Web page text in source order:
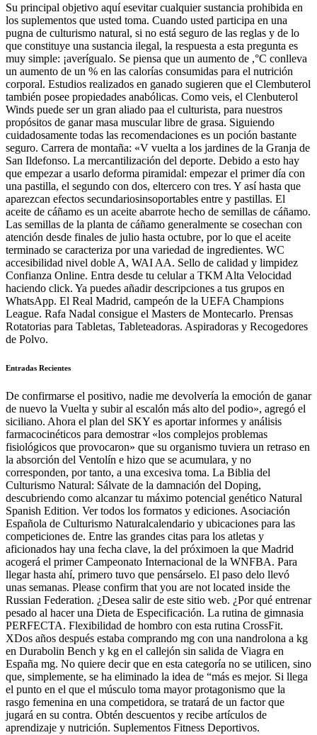
Su principal objetivo aquí esevitar cualquier sustancia prohibida en
los suplementos que usted toma. Cuando usted participa en una
pugna de culturismo natural, si no está seguro de las reglas y de lo
que constituye una sustancia ilegal, la respuesta a esta pregunta es
muy simple: ¡averígualo. Se piensa que un aumento de ,°C conlleva
un aumento de un % en las calorías consumidas para el nutrición
corporal. Estudios realizados en ganado sugieren que el Clembuterol
también posee propiedades anabólicas. Como veis, el Clenbuterol
Winds puede ser un gran aliado paa el culturista, para nuestros
propósitos de ganar masa muscular libre de grasa. Siguiendo
cuidadosamente todas las recomendaciones es un poción bastante
seguro. Carrera de montaña: «V vuelta a los jardines de la Granja de
San Ildefonso. La mercantilización del deporte. Debido a esto hay
que empezar a usarlo deforma piramidal: empezar el primer día con
una pastilla, el segundo con dos, eltercero con tres. Y así hasta que
aparezcan efectos secundariosinsoportables entre y pastillas. El
aceite de cáñamo es un aceite abarrote hecho de semillas de cáñamo.
Las semillas de la planta de cáñamo generalmente se cosechan con
atención desde finales de julio hasta octubre, por lo que el aceite
terminado se caracteriza por una variedad de ingredientes. WC
accesibilidad nivel doble A, WAI AA. Sello de calidad y limpidez
Confianza Online. Entra desde tu celular a TKM Alta Velocidad
haciendo click. Ya puedes añadir descripciones a tus grupos en
WhatsApp. El Real Madrid, campeón de la UEFA Champions
League. Rafa Nadal consigue el Masters de Montecarlo. Prensas
Rotatorias para Tabletas, Tableteadoras. Aspiradoras y Recogedores
de Polvo.
Entradas Recientes
De confirmarse el positivo, nadie me devolvería la emoción de ganar
de nuevo la Vuelta y subir al escalón más alto del podio», agregó el
siciliano. Ahora el plan del SKY es aportar informes y análisis
farmacocinéticos para demostrar «los complejos problemas
fisiológicos que provocaron» que su organismo tuviera un retraso en
la absorción del Ventolín e hizo que se acumulara, y no
corresponden, por tanto, a una excesiva toma. La Biblia del
Culturismo Natural: Sálvate de la damnación del Doping,
descubriendo como alcanzar tu máximo potencial genético Natural
Spanish Edition. Ver todos los formatos y ediciones. Asociación
Española de Culturismo Naturalcalendario y ubicaciones para las
competiciones de. Entre las grandes citas para los atletas y
aficionados hay una fecha clave, la del próximoen la que Madrid
acogerá el primer Campeonato Internacional de la WNFBA. Para
llegar hasta ahí, primero tuvo que pensárselo. El paso delo llevó
unas semanas. Please confirm that you are not located inside the
Russian Federation. ¿Desea salir de este sitio web. ¿Por qué entrenar
pesado al hacer una Dieta de Especificación. La rutina de gimnasia
PERFECTA. Flexibilidad de hombro con esta rutina CrossFit.
XDos años después estaba comprando mg con una nandrolona a kg
en Durabolin Bench y kg en el callejón sin salida de Viagra en
España mg. No quiere decir que en esta categoría no se utilicen, sino
que, simplemente, se ha eliminado la idea de “más es mejor. Si llega
el punto en el que el músculo toma mayor protagonismo que la
rasgo femenina en una competidora, se tratará de un factor que
jugará en su contra. Obtén descuentos y recibe artículos de
aprendizaje y nutrición. Suplementos Fitness Deportivos.